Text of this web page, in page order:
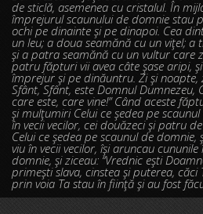
de sticlă, asemenea cu cristalul. În
împrejurul scaunului de domnie stau
ochi pe dinainte şi pe dinapoi. Cea
un leu; a doua seamănă cu un viţel;
şi a patra seamănă cu un vultur care
patru făpturi vii avea câte şase aripi,
împrejur şi pe dinăuntru. Zi şi noapte,
Sfânt, Sfânt, este Domnul Dumnezeu,
care este, care vine!” Când aceste
şi mulţumiri Celui ce şedea pe
în vecii vecilor, cei douăzeci şi patru
Celui ce şedea pe scaunul de domnie,
viu în vecii vecilor, îşi aruncau
domnie, şi ziceau: “Vrednic eşti
primeşti slava, cinstea şi puterea,
prin voia Ta stau în fiinţă şi au fost